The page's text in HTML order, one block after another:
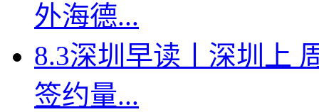
外海德...
8.3深圳早读丨深圳上
签约量...